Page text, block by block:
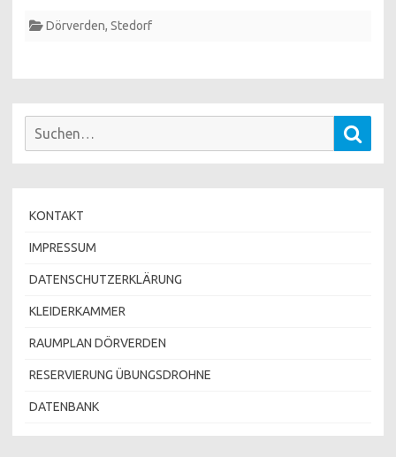
Dörverden, Stedorf
Suchen
KONTAKT
IMPRESSUM
DATENSCHUTZERKLÄRUNG
KLEIDERKAMMER
RAUMPLAN DÖRVERDEN
RESERVIERUNG ÜBUNGSDROHNE
DATENBANK